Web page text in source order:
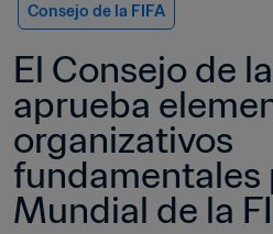
Consejo de la FIFA
El Consejo de
aprueba
organizativos
fundamentales
Mundial de la